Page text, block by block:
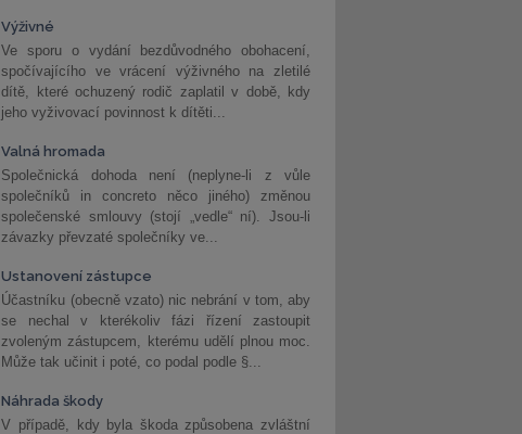
Výživné
Ve sporu o vydání bezdůvodného obohacení,
spočívajícího ve vrácení výživného na zletilé
dítě, které ochuzený rodič zaplatil v době, kdy
jeho vyživovací povinnost k dítěti...
Valná hromada
Společnická dohoda není (neplyne-li z vůle
společníků in concreto něco jiného) změnou
společenské smlouvy (stojí „vedle“ ní). Jsou-li
závazky převzaté společníky ve...
Ustanovení zástupce
Účastníku (obecně vzato) nic nebrání v tom, aby
se nechal v kterékoliv fázi řízení zastoupit
zvoleným zástupcem, kterému udělí plnou moc.
Může tak učinit i poté, co podal podle §...
Náhrada škody
V případě, kdy byla škoda způsobena zvláštní